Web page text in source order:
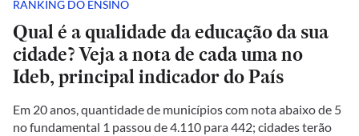
RANKING DO ENSINO
Qual é a qualidade da educação da sua
cidade? Veja a nota de cada uma no
Ideb, principal indicador do País
Em 20 anos, quantidade de municípios com nota abaixo de 5
no fundamental 1 passou de 4.110 para 442; cidades terão